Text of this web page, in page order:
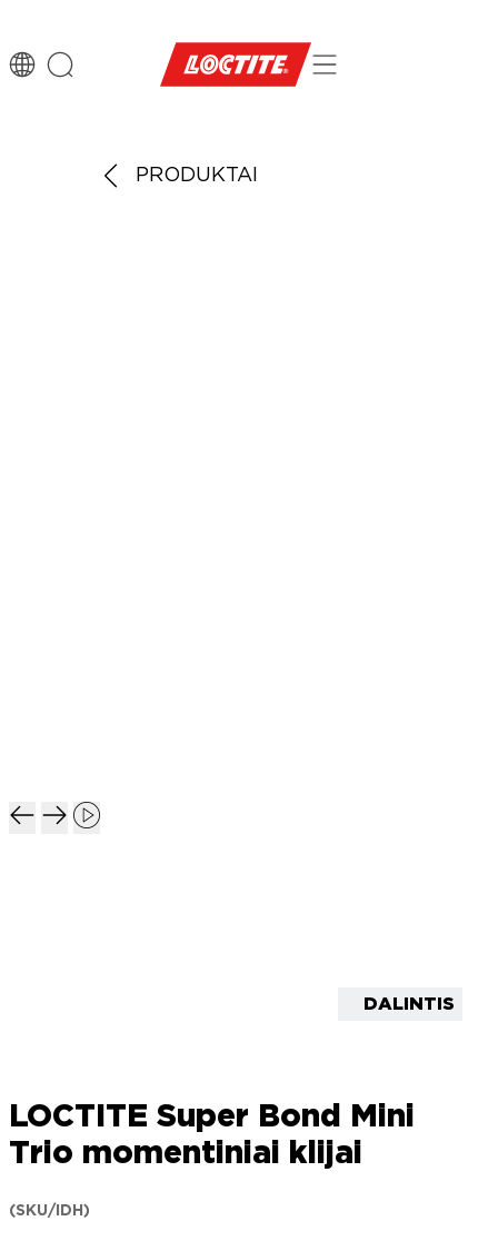
PRODUKTAI
DALINTIS
LOCTITE Super Bond Mini
Trio momentiniai klijai
(SKU/IDH)